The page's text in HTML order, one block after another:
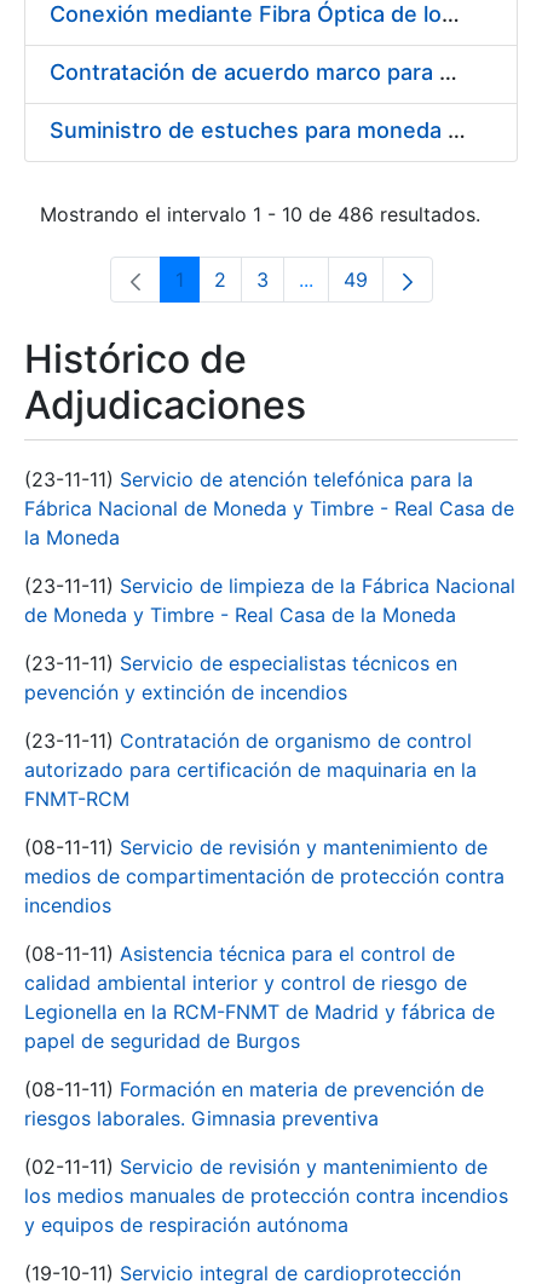
Conexión mediante Fibra Óptica de los Centros de Proceso de Datos (CPDs) de las sedes de la FNMT-RCM de Burgos y Madrid
Contratación de acuerdo marco para el Suministro de Material de Electricidad para la Fábrica Nacional de Moneda y Timbre-Real Casa de la Moneda en su centro de trabajo de Burgos
Suministro de estuches para moneda de 30 €
Mostrando el intervalo 1 - 10 de 486 resultados.
Página
1 Página
2 Página
3 ...Páginas intermedias Use
Página
49
Histórico de
Adjudicaciones
(23-11-11) Servicio de atención telefónica para la
Fábrica Nacional de Moneda y Timbre - Real Casa de
la Moneda
(23-11-11) Servicio de limpieza de la Fábrica Nacional
de Moneda y Timbre - Real Casa de la Moneda
(23-11-11) Servicio de especialistas técnicos en
pevención y extinción de incendios
(23-11-11) Contratación de organismo de control
autorizado para certificación de maquinaria en la
FNMT-RCM
(08-11-11) Servicio de revisión y mantenimiento de
medios de compartimentación de protección contra
incendios
(08-11-11) Asistencia técnica para el control de
calidad ambiental interior y control de riesgo de
Legionella en la RCM-FNMT de Madrid y fábrica de
papel de seguridad de Burgos
(08-11-11) Formación en materia de prevención de
riesgos laborales. Gimnasia preventiva
(02-11-11) Servicio de revisión y mantenimiento de
los medios manuales de protección contra incendios
y equipos de respiración autónoma
(19-10-11) Servicio integral de cardioprotección